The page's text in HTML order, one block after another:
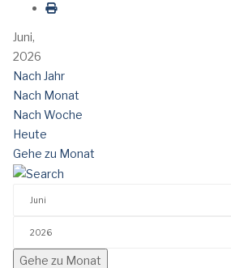
Juni,
2026
Nach Jahr
Nach Monat
Nach Woche
Heute
Gehe zu Monat
Gehe zu Monat